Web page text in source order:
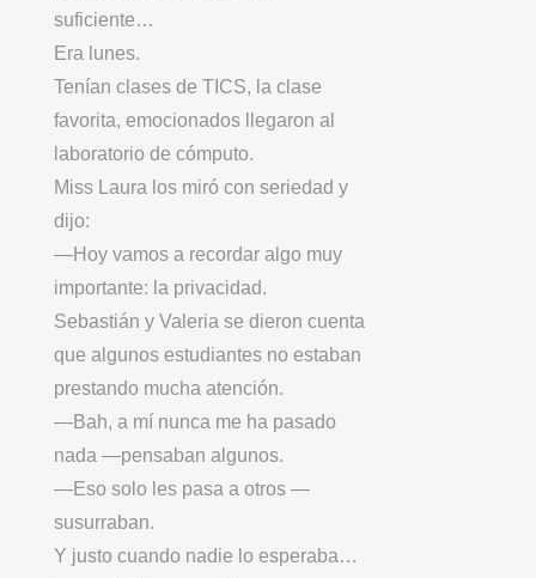
suficiente…
Era lunes.
Tenían clases de TICS, la clase
favorita, emocionados llegaron al
laboratorio de cómputo.
Miss Laura los miró con seriedad y
dijo:
—Hoy vamos a recordar algo muy
importante: la privacidad.
Sebastián y Valeria se dieron cuenta
que algunos estudiantes no estaban
prestando mucha atención.
—Bah, a mí nunca me ha pasado
nada —pensaban algunos.
—Eso solo les pasa a otros —
susurraban.
Y justo cuando nadie lo esperaba…